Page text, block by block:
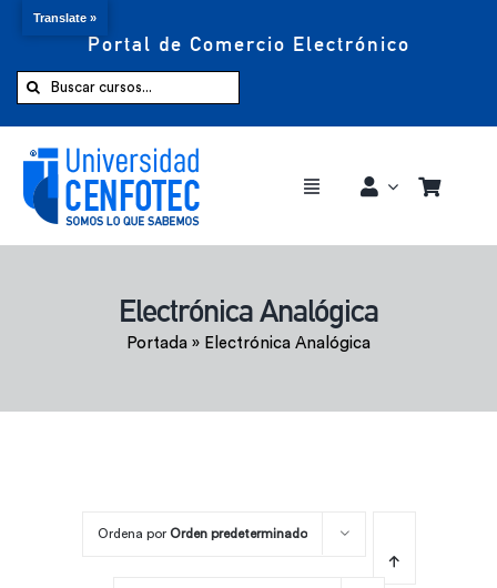
Portal de Comercio Electrónico
Buscar:
Toggle
Comprar ahora
Electrónica Analógica
Portada » Electrónica Analógica
Ordena por Orden predeterminado
Translate »